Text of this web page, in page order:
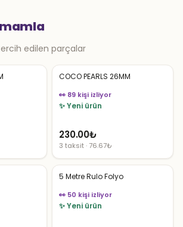
edilen parçalar
COCO PEARLS 26MM
👀 89 kişi izliyor
✨ Yeni ürün
230.00₺
3 taksit · 76.67₺
5 Metre Rulo Folyo
👀 50 kişi izliyor
✨ Yeni ürün